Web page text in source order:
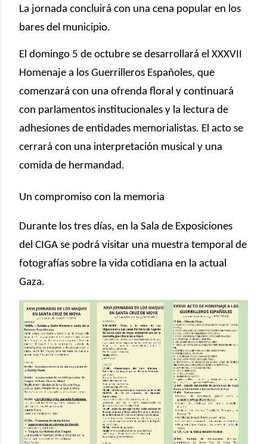
La jornada concluirá con una cena popular en los
bares del municipio.
El domingo 5 de octubre se desarrollará el XXXVII
Homenaje a los Guerrilleros Españoles, que
comenzará con una ofrenda floral y continuará
con parlamentos institucionales y la lectura de
adhesiones de entidades memorialistas. El acto se
cerrará con una interpretación musical y una
comida de hermandad.
Un compromiso con la memoria
Durante los tres días, en la Sala de Exposiciones
del CIGA se podrá visitar una muestra temporal de
fotografías sobre la vida cotidiana en la actual
Gaza.